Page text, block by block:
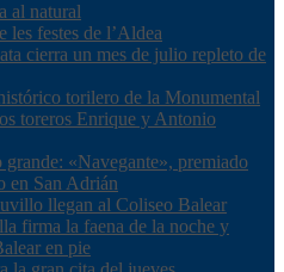
al natural
les festes de l’Aldea
cierra un mes de julio repleto de
torilero de la Monumental
toreros Enrique y Antonio
«Navegante», premiado
en San Adrián
llegan al Coliseo Balear
firma la faena de la noche y
en pie